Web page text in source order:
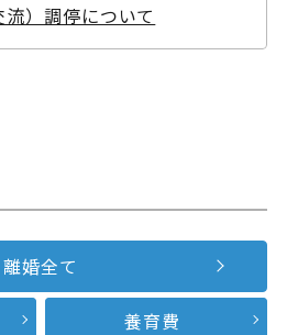
）調停について
離婚全て
養育費